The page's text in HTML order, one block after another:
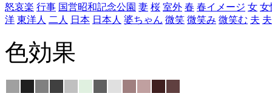
怒哀楽 行事 国営昭和記念公園 妻 桜 室外 春 春イメージ 女 女
洋 東洋人 二人 日本 日本人 婆ちゃん 微笑 微笑み 微笑む 夫
色効果